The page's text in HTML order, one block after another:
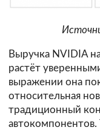
Выручка NVIDIA
растёт
выражении она
относительная
традиционный
автокомпонентов.